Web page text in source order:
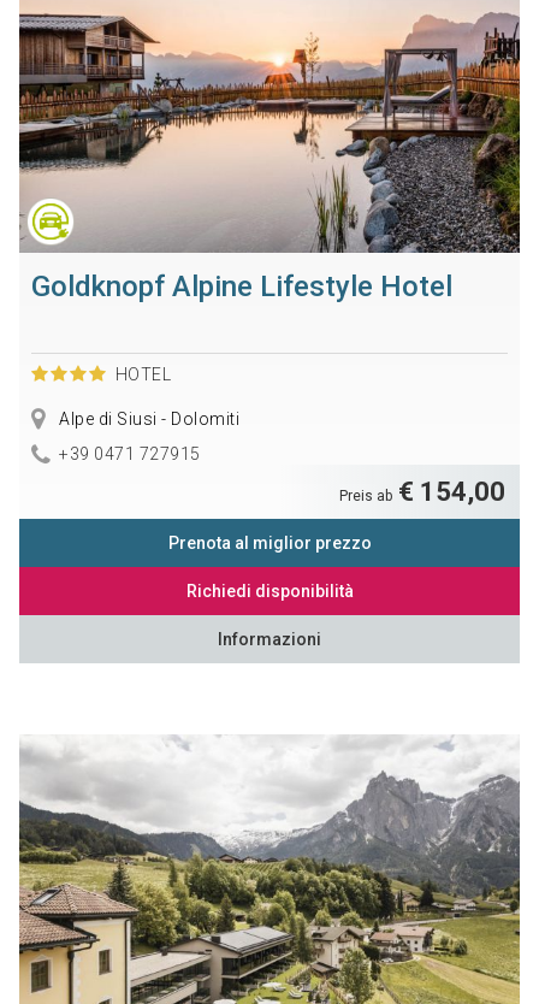
Goldknopf Alpine Lifestyle Hotel
HOTEL
Alpe di Siusi - Dolomiti
+39 0471 727915
Preis ab € 154,00
Prenota al miglior prezzo
Richiedi disponibilità
Informazioni